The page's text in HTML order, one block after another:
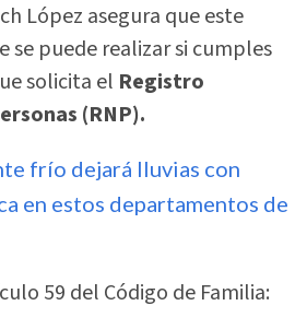
López asegura que este
se puede realizar si cumples
solicita el Registro
(RNP).
frío dejará lluvias con
en estos departamentos de
59 del Código de Familia: